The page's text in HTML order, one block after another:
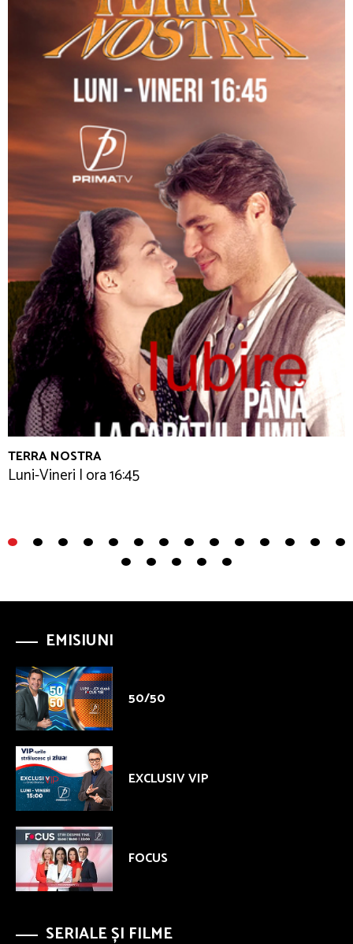
TERRA NOSTRA
Luni-Vineri | ora 16:45
EMISIUNI
50/50
EXCLUSIV VIP
FOCUS
SERIALE ȘI FILME